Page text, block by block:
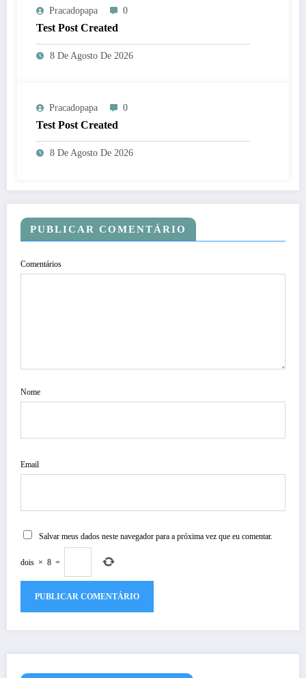
Pracadopapa 0
Test Post Created
8 De Agosto De 2026
Pracadopapa 0
Test Post Created
8 De Agosto De 2026
PUBLICAR COMENTÁRIO
Comentários
Nome
Email
Salvar meus dados neste navegador para a próxima vez que eu comentar.
dois × 8 =